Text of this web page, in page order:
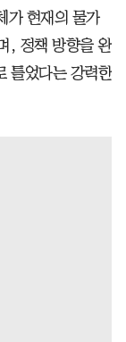
가 현재의 물가
, 정책 방향을 완
틀었다는 강력한